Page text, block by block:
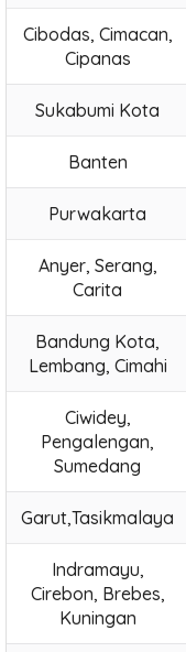
Cibodas, Cimacan,
Cipanas
Sukabumi Kota
Banten
Purwakarta
Anyer, Serang,
Carita
Bandung Kota,
Lembang, Cimahi
Ciwidey,
Pengalengan,
Sumedang
Garut,Tasikmalaya
Indramayu,
Cirebon, Brebes,
Kuningan